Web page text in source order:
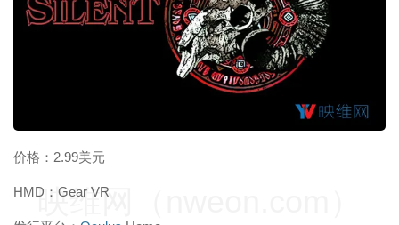
价格：2.99美元
HMD：Gear VR
映维网（nweon.com）